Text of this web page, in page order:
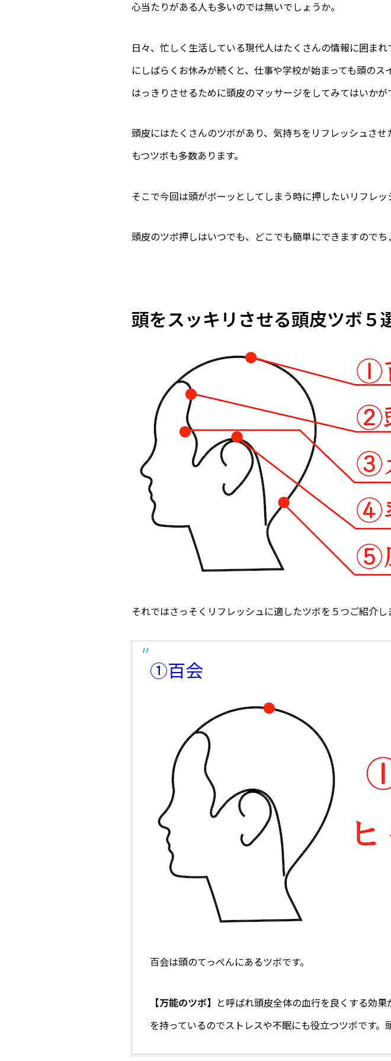
心当たりがある人も多いのでは無いでしょうか。
日々、忙しく生活している現代人はたくさんの情報に囲ま
にしばらくお休みが続くと、仕事や学校が始まっても頭の
はっきりさせるために頭皮のマッサージをしてみてはいかが
頭皮にはたくさんのツボがあり、気持ちをリフレッシュさ
もつツボも多数あります。
そこで今回は頭がボーッとしてしまう時に押したいリフレッ
頭皮のツボ押しはいつでも、どこでも簡単にできますので
頭をスッキリさせる頭皮ツボ５
それではさっそくリフレッシュに適したツボを５つご紹介し
①百会
百会は頭のてっぺんにあるツボです。
【万能のツボ】 と呼ばれ頭皮全体の血行を良くする効
を持っているのでストレスや不眠にも役立つツボです。